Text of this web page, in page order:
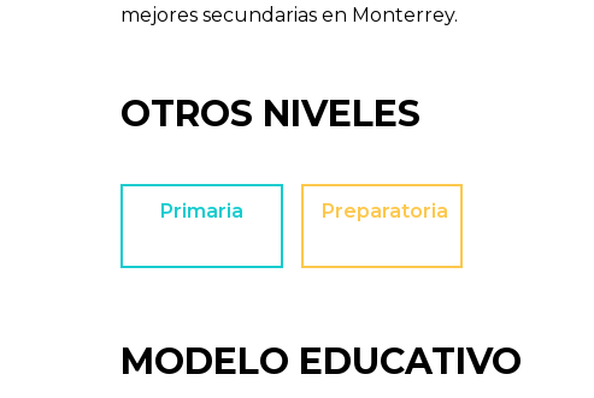
mejores secundarias en Monterrey.
OTROS NIVELES
Primaria Preparatoria
MODELO EDUCATIVO